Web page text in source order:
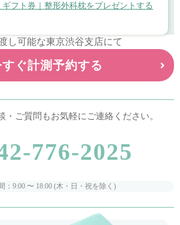
フト券｜整形外科枕をプレゼントする
し可能な東京渋谷支店にて
ぐ計測予約する
・ご質問もお気軽にご連絡ください。
776-2025
：9:00 〜 18:00 (木・日・祝を除く)